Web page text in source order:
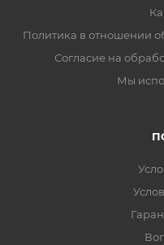
Политика в отношении
Согласие на
Мы